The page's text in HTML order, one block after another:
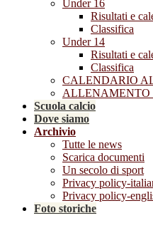
Under 16
Risultati e
Classifica
Under 14
Risultati e
Classifica
CALENDARIO
ALLENAMENTO
Scuola calcio
Dove siamo
Archivio
Tutte le news
Scarica documenti
Un secolo di sport
Privacy policy-
Privacy policy-
Foto storiche